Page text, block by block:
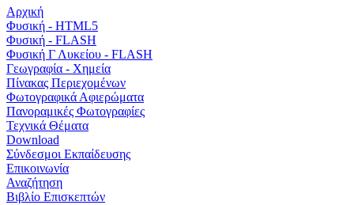
Αρχική
Φυσική - HTML5
Φυσική - FLASH
Φυσική Γ Λυκείου - FLASH
Γεωγραφία - Χημεία
Πίνακας Περιεχομένων
Φωτογραφικά Αφιερώματα
Πανοραμικές Φωτογραφίες
Τεχνικά Θέματα
Download
Σύνδεσμοι Εκπαίδευσης
Επικοινωνία
Αναζήτηση
Βιβλίο Επισκεπτών